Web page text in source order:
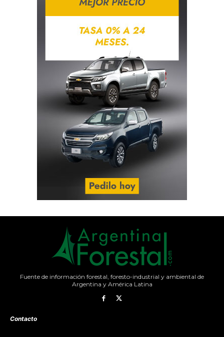
Fuente de información forestal, foresto-industrial y ambiental de
Argentina y América Latina
Contacto